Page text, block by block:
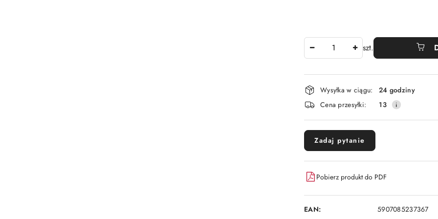
szt.
Dostępność
i
dostawa
Wysyłka w ciągu:
24 godziny
Cena przesyłki:
13
Zadaj pytanie
Pobierz produkt do PDF
EAN: 5907085237367